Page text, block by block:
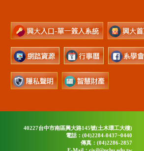
40227台中市南區興大路145號(土木環工大樓)
電話：(04)2284-0437~0440
傳真：(04)2286-2857